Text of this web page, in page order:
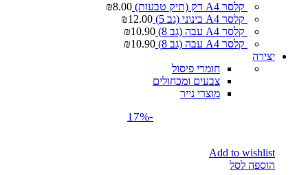
קלסר A4 דק (תיק טבעות) ₪8.00
קלסר A4 בינוני (גב 5)
₪12.00
קלסר A4 עבה (גב 8)
₪10.90
קלסר A4 עבה (גב 8)
₪10.90
יצירה
חומרי פיסול
צבעים ומכחולים
מוצרי נייר
-17%
Add to wishlist
הוספה לסל